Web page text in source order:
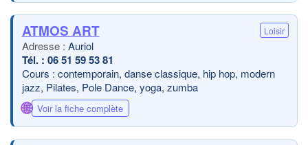
ATMOS ART Loisir
Auriol
06 51 59 53 81
Cours : contemporain, danse classique, hip hop, modern
jazz, Pilates, Pole Dance, yoga, zumba
🌐 Voir la fiche complète